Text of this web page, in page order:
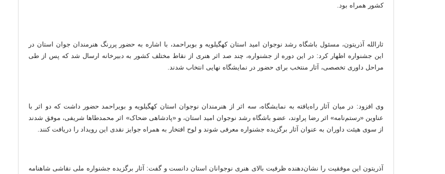
کشور همراه بود.
ثارالله آذریتون، مسئول باشگاه رشد نوجوان امید استان کهگیلویه و بویراحمد، با اشاره به حضور پررنگ هنرمندان جوان استان در
این جشنواره اظهار کرد: در این دوره از جشنواره، چند صد اثر هنری از نقاط مختلف کشور به دبیرخانه ارسال شد که پس از طی
مراحل داوری تخصصی، آثار منتخب برای حضور در نمایشگاه نهایی انتخاب شدند.
وی افزود: در میان آثار راه‌یافته به نمایشگاه، سه اثر از هنرمندان نوجوان استان کهگیلویه و بویراحمد حضور داشت که دو اثر با
عناوین «رستم‌نامه» اثر رضا پراوند، عضو باشگاه رشد نوجوان امید استان، و «پادشاهی ضحاک» اثر محمدطاها شریفی، موفق شدند
از سوی هیئت داوران به عنوان آثار برگزیده جشنواره معرفی شوند و لوح افتخار به همراه جوایز نقدی این رویداد را دریافت کنند.
آذریتون این موفقیت را نشان‌دهنده ظرفیت بالای هنری نوجوانان استان دانست و گفت: آثار برگزیده جشنواره ملی نقاشی شاهنامه